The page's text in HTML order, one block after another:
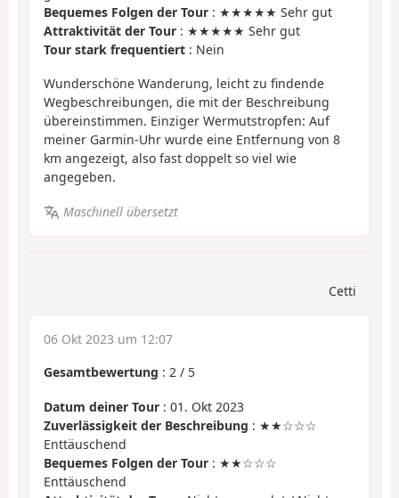
Bequemes Folgen der Tour : ★★★★★ Sehr gut
Attraktivität der Tour : ★★★★★ Sehr gut
Tour stark frequentiert : Nein
Wunderschöne Wanderung, leicht zu findende
Wegbeschreibungen, die mit der Beschreibung
übereinstimmen. Einziger Wermutstropfen: Auf
meiner Garmin-Uhr wurde eine Entfernung von 8
km angezeigt, also fast doppelt so viel wie
angegeben.
Maschinell übersetzt
Cetti
06 Okt 2023 um 12:07
Gesamtbewertung : 2 / 5
Datum deiner Tour : 01. Okt 2023
Zuverlässigkeit der Beschreibung : ★★☆☆☆
Enttäuschend
Bequemes Folgen der Tour : ★★☆☆☆
Enttäuschend